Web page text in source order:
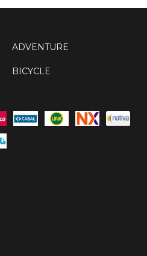
ADVENTURE
BICYCLE